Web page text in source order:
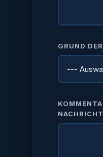
GRUND
NACHRICHT